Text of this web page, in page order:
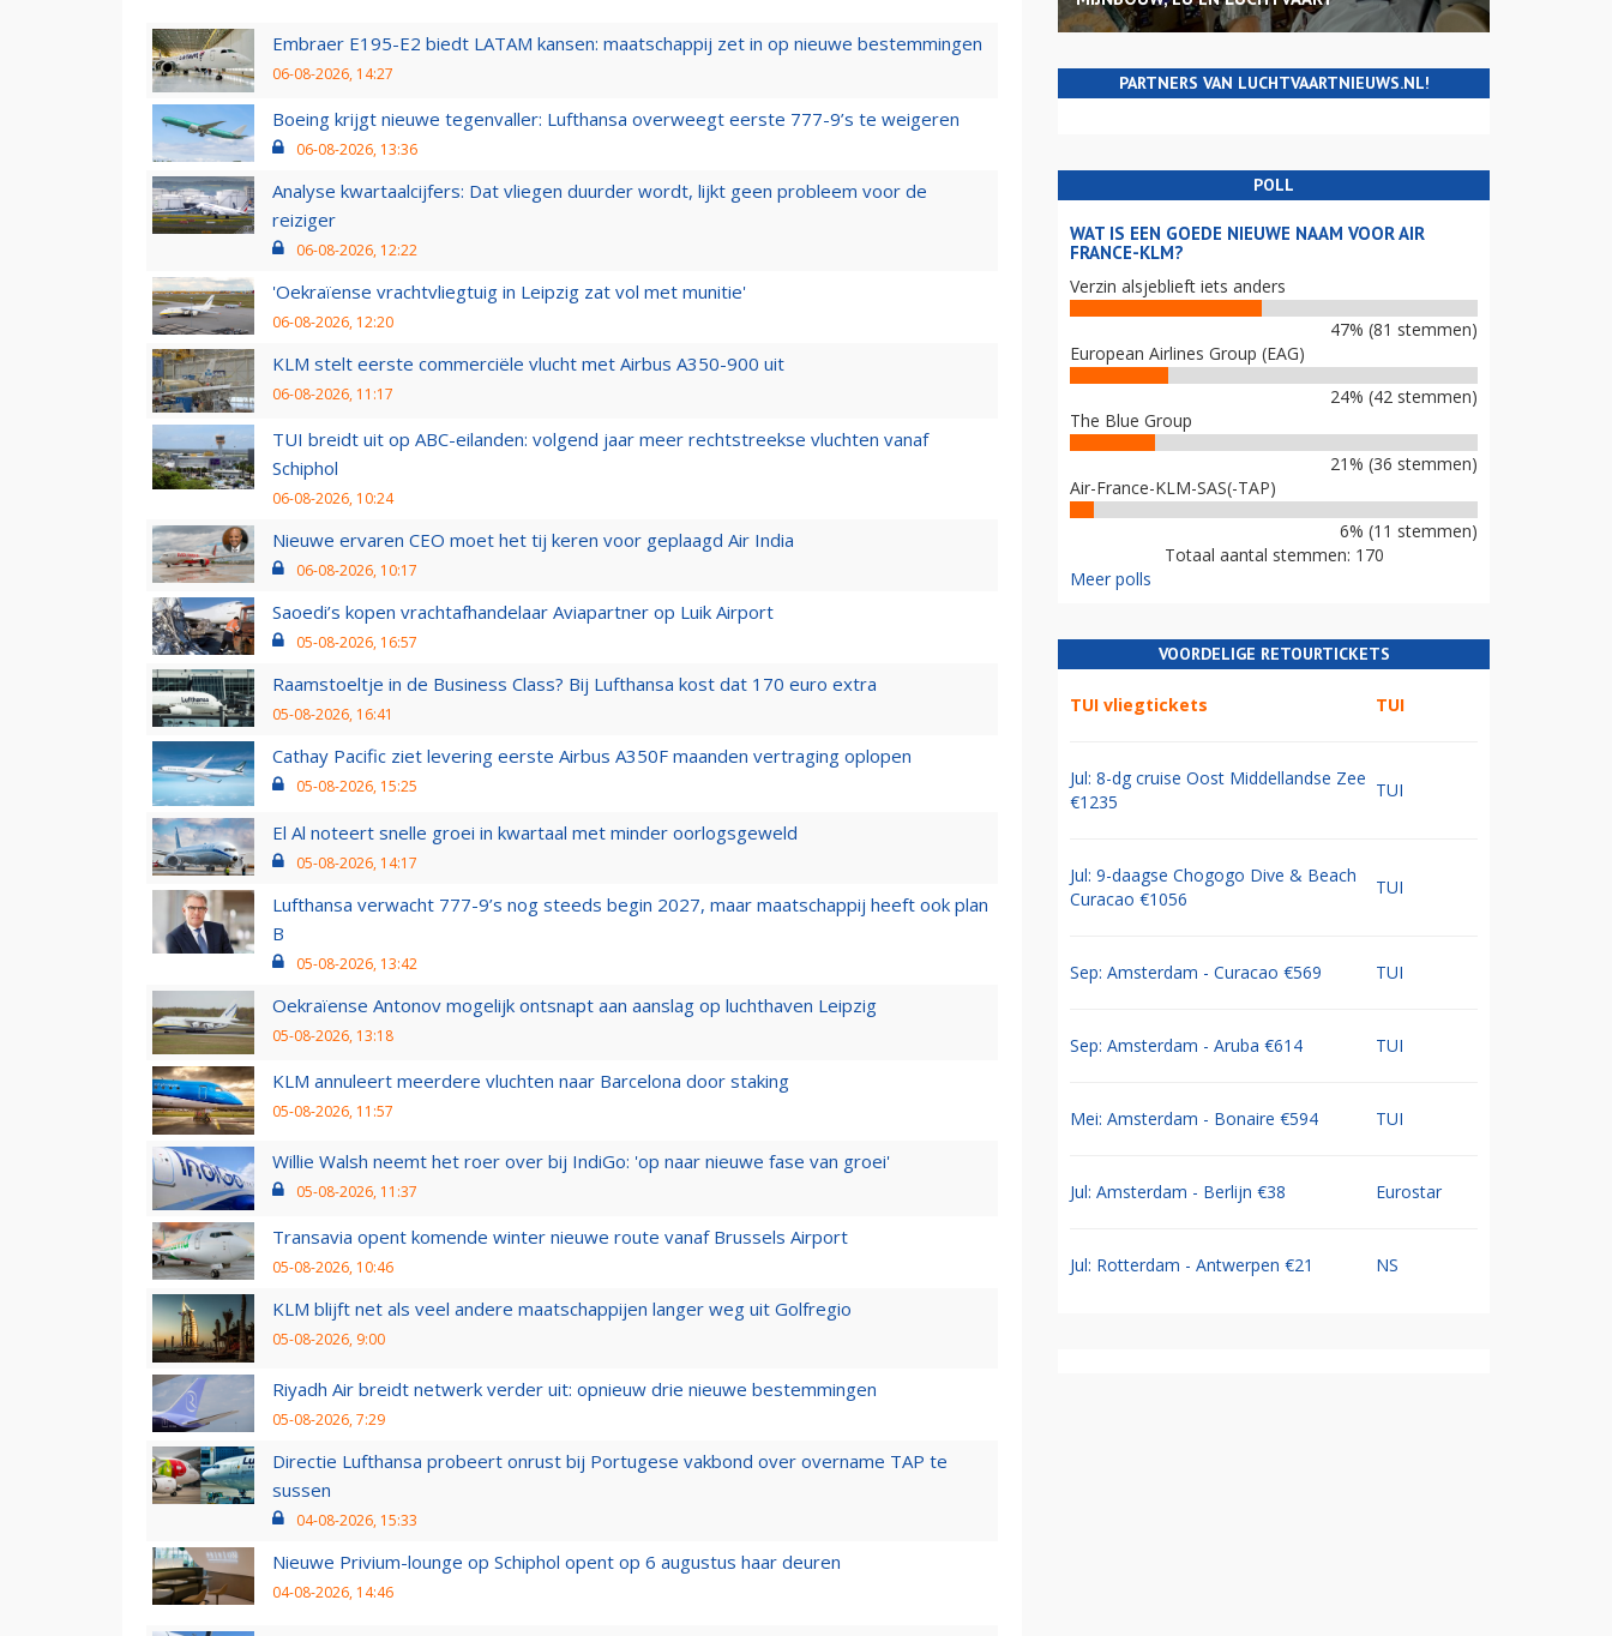
Embraer E195-E2 biedt LATAM kansen: maatschappij zet in op nieuwe bestemmingen
06-08-2026, 14:27
Boeing krijgt nieuwe tegenvaller: Lufthansa overweegt eerste 777-9’s te weigeren
06-08-2026, 13:36
Analyse kwartaalcijfers: Dat vliegen duurder wordt, lijkt geen probleem voor de
reiziger
06-08-2026, 12:22
'Oekraïense vrachtvliegtuig in Leipzig zat vol met munitie'
06-08-2026, 12:20
KLM stelt eerste commerciële vlucht met Airbus A350-900 uit
06-08-2026, 11:17
TUI breidt uit op ABC-eilanden: volgend jaar meer rechtstreekse vluchten vanaf
Schiphol
06-08-2026, 10:24
Nieuwe ervaren CEO moet het tij keren voor geplaagd Air India
06-08-2026, 10:17
Saoedi’s kopen vrachtafhandelaar Aviapartner op Luik Airport
05-08-2026, 16:57
Raamstoeltje in de Business Class? Bij Lufthansa kost dat 170 euro extra
05-08-2026, 16:41
Cathay Pacific ziet levering eerste Airbus A350F maanden vertraging oplopen
05-08-2026, 15:25
El Al noteert snelle groei in kwartaal met minder oorlogsgeweld
05-08-2026, 14:17
Lufthansa verwacht 777-9’s nog steeds begin 2027, maar maatschappij heeft ook plan
B
05-08-2026, 13:42
Oekraïense Antonov mogelijk ontsnapt aan aanslag op luchthaven Leipzig
05-08-2026, 13:18
KLM annuleert meerdere vluchten naar Barcelona door staking
05-08-2026, 11:57
Willie Walsh neemt het roer over bij IndiGo: 'op naar nieuwe fase van groei'
05-08-2026, 11:37
Transavia opent komende winter nieuwe route vanaf Brussels Airport
05-08-2026, 10:46
KLM blijft net als veel andere maatschappijen langer weg uit Golfregio
05-08-2026, 9:00
Riyadh Air breidt netwerk verder uit: opnieuw drie nieuwe bestemmingen
05-08-2026, 7:29
Directie Lufthansa probeert onrust bij Portugese vakbond over overname TAP te
sussen
04-08-2026, 15:33
Nieuwe Privium-lounge op Schiphol opent op 6 augustus haar deuren
04-08-2026, 14:46
PARTNERS VAN LUCHTVAARTNIEUWS.NL!
POLL
WAT IS EEN GOEDE NIEUWE NAAM VOOR AIR
FRANCE-KLM?
Verzin alsjeblieft iets anders
47% (81 stemmen)
European Airlines Group (EAG)
24% (42 stemmen)
The Blue Group
21% (36 stemmen)
Air-France-KLM-SAS(-TAP)
6% (11 stemmen)
Totaal aantal stemmen: 170
Meer polls
VOORDELIGE RETOURTICKETS
TUI vliegtickets TUI
Jul: 8-dg cruise Oost Middellandse Zee
€1235
TUI
Jul: 9-daagse Chogogo Dive & Beach
Curacao €1056
TUI
Sep: Amsterdam - Curacao €569 TUI
Sep: Amsterdam - Aruba €614 TUI
Mei: Amsterdam - Bonaire €594 TUI
Jul: Amsterdam - Berlijn €38 Eurostar
Jul: Rotterdam - Antwerpen €21 NS